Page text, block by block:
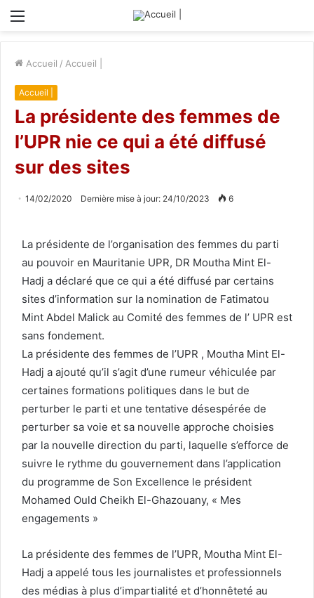
Menu
Accueil / Accueil |
Accueil |
La présidente des femmes de
l’UPR nie ce qui a été diffusé
sur des sites
14/02/2020 Dernière mise à jour: 24/10/2023 6
La présidente de l’organisation des femmes du parti
au pouvoir en Mauritanie UPR, DR Moutha Mint El-
Hadj a déclaré que ce qui a été diffusé par certains
sites d’information sur la nomination de Fatimatou
Mint Abdel Malick au Comité des femmes de l’ UPR est
sans fondement.
La présidente des femmes de l’UPR , Moutha Mint El-
Hadj a ajouté qu’il s’agit d’une rumeur véhiculée par
certaines formations politiques dans le but de
perturber le parti et une tentative désespérée de
perturber sa voie et sa nouvelle approche choisies
par la nouvelle direction du parti, laquelle s’efforce de
suivre le rythme du gouvernement dans l’application
du programme de Son Excellence le président
Mohamed Ould Cheikh El-Ghazouany, « Mes
engagements »
La présidente des femmes de l’UPR, Moutha Mint El-
Hadj a appelé tous les journalistes et professionnels
des médias à plus d’impartialité et d’honnêteté au